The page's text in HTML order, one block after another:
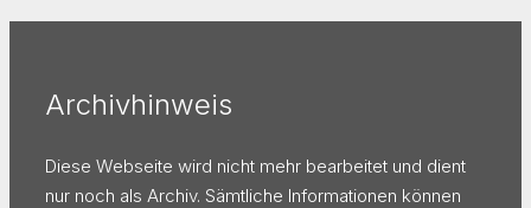
Archivhinweis
Diese Webseite wird nicht mehr bearbeitet und dient
nur noch als Archiv. Sämtliche Informationen können